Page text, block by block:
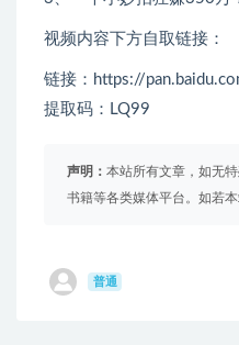
视频内容下方自取链接：
链接：https://
提取码：LQ99
声明： 本站所有文章，如无
书籍等各类媒体平台。如若
普通